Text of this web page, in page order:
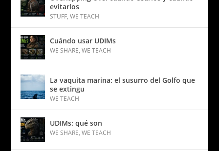
evitarlos
STUFF,WE TEACH
Cuándo usar UDIMs
WE SHARE,WE TEACH
La vaquita marina: el susurro del Golfo que
se extingu
WE TEACH
UDIMs: qué son
WE SHARE,WE TEACH